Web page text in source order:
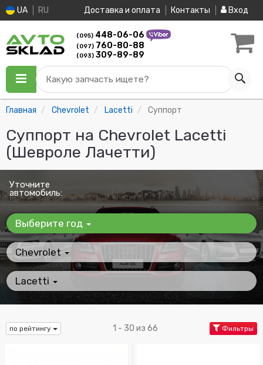
UA RU Доставка и оплата Контакты Вход
(095) 448-06-06
(097) 760-80-88
(093) 309-89-89
Какую запчасть ищете?
Главная Chevrolet Lacetti Суппорт
Суппорт на Chevrolet Lacetti
(Шевроле Лачетти)
Уточните
автомобиль:
Выберите год
Chevrolet
Lacetti
по рейтингу 1 - 30 из 66 Фильтры